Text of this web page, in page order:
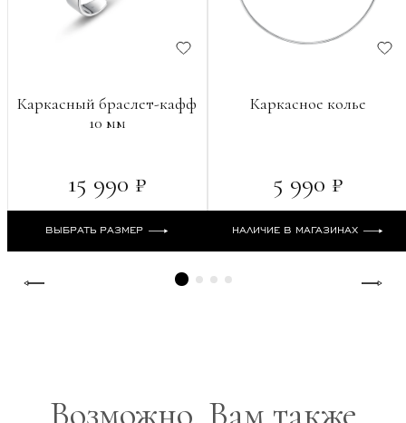
Каркасный браслет-кафф
10 мм
15 990 ₽
ВЫБРАТЬ РАЗМЕР
Каркасное колье
5 990 ₽
НАЛИЧИЕ В МАГАЗИНАХ
Возможно, Вам также